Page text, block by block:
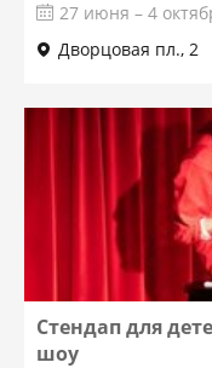
27 июня – 4
Дворцовая пл., 2
Стендап для
шоу